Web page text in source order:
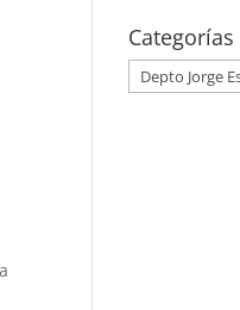
Categorías
Categorías